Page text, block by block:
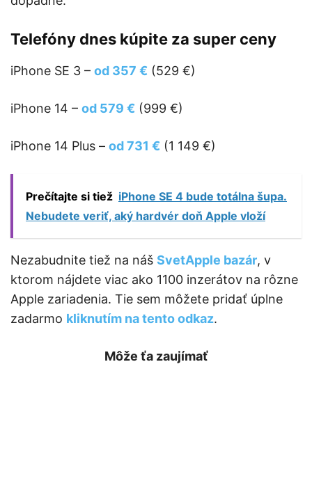
Telefóny dnes kúpite za super ceny
iPhone SE 3 – od 357 € (529 €)
iPhone 14 – od 579 € (999 €)
iPhone 14 Plus – od 731 € (1 149 €)
Prečítajte si tiež iPhone SE 4 bude totálna šupa.
Nebudete veriť, aký hardvér doň Apple vloží
Nezabudnite tiež na náš SvetApple bazár, v
ktorom nájdete viac ako 1100 inzerátov na rôzne
Apple zariadenia. Tie sem môžete pridať úplne
zadarmo kliknutím na tento odkaz.
Môže ťa zaujímať